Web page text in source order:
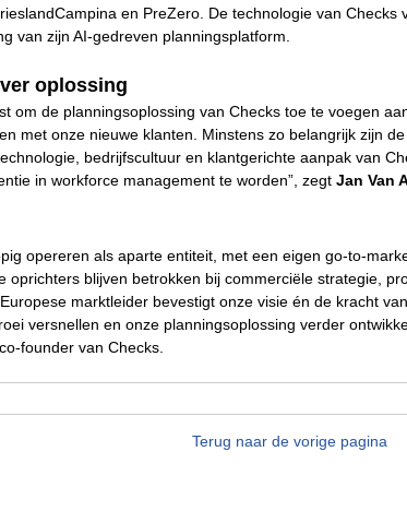
en PreZero. De technologie van Checks
van zijn AI-gedreven planningsplatform.
oplossing
om de planningsoplossing van Checks toe te voegen
met onze nieuwe klanten. Minstens zo belangrijk zijn
bedrijfscultuur en klantgerichte aanpak van
in workforce management te worden”, zegt Jan Van
opereren als aparte entiteit, met een eigen go-to-
oprichters blijven betrokken bij commerciële strategie,
marktleider bevestigt onze visie én de kracht
versnellen en onze planningsoplossing verder
, co-founder van Checks.
Terug naar de vorige pagina